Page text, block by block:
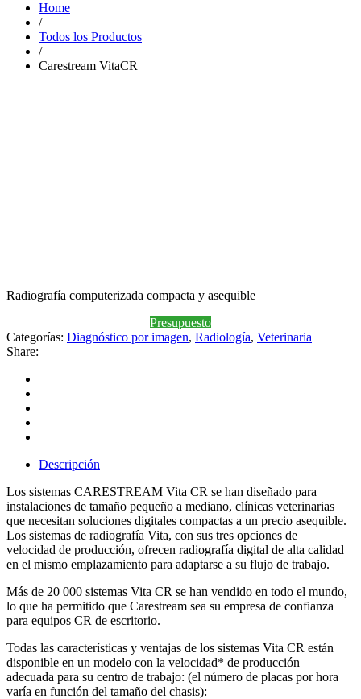
Home
/
Todos los Productos
/
Carestream VitaCR
Radiografía computerizada compacta y asequible
Presupuesto
Categorías: Diagnóstico por imagen, Radiología, Veterinaria
Share:
Descripción
Los sistemas CARESTREAM Vita CR se han diseñado para
instalaciones de tamaño pequeño a mediano, clínicas veterinarias
que necesitan soluciones digitales compactas a un precio asequible.
Los sistemas de radiografía Vita, con sus tres opciones de
velocidad de producción, ofrecen radiografía digital de alta calidad
en el mismo emplazamiento para adaptarse a su flujo de trabajo.
Más de 20 000 sistemas Vita CR se han vendido en todo el mundo,
lo que ha permitido que Carestream sea su empresa de confianza
para equipos CR de escritorio.
Todas las características y ventajas de los sistemas Vita CR están
disponible en un modelo con la velocidad* de producción
adecuada para su centro de trabajo: (el número de placas por hora
varía en función del tamaño del chasis):